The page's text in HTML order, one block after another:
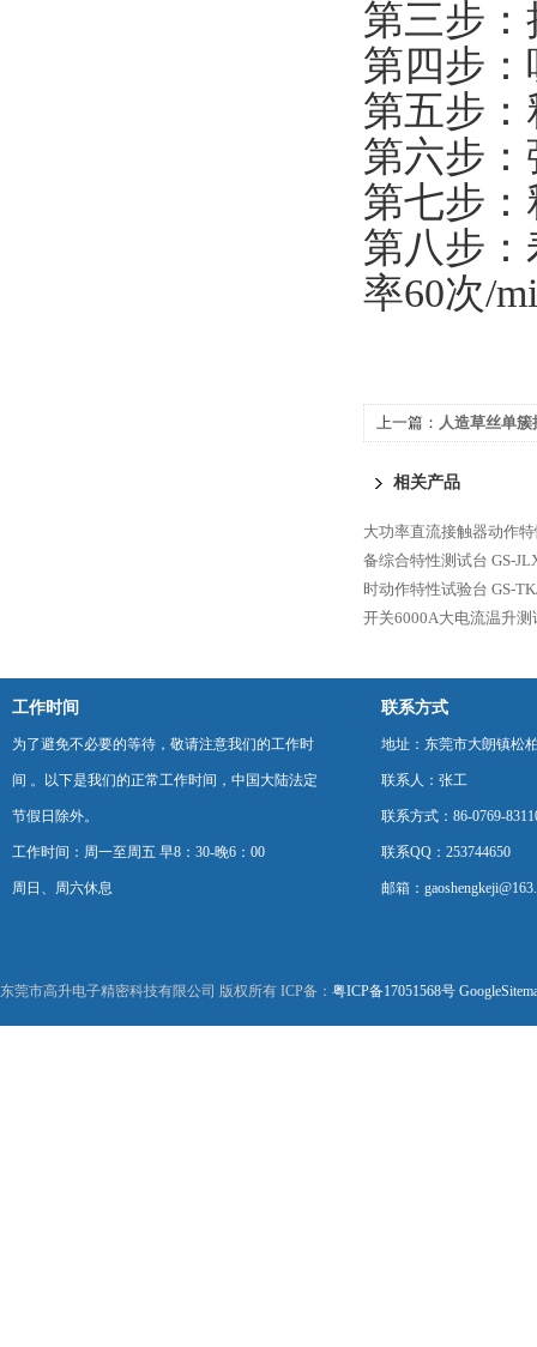
第三步
第四步
第五步
第六步
第七步
第八步
率60次/
上一篇： 人造草丝单
相关产品
大功率直流接触器动作
备综合特性测试台 GS-
时动作特性试验台 GS-
开关6000A大电流温升测
工作时间
为了避免不必要的等待，敬请注意我们的工作时
间 。以下是我们的正常工作时间，中国大陆法定
节假日除外。
工作时间：周一至周五 早8：30-晚6：00
周日、周六休息
联系方式
地址：东莞市大朗镇松
联系人：张工
联系方式：86-0769-
联系QQ：253744650
邮箱：
东莞市高升电子精密科技有限公司 版权所有 ICP备： 粤ICP备17051568号